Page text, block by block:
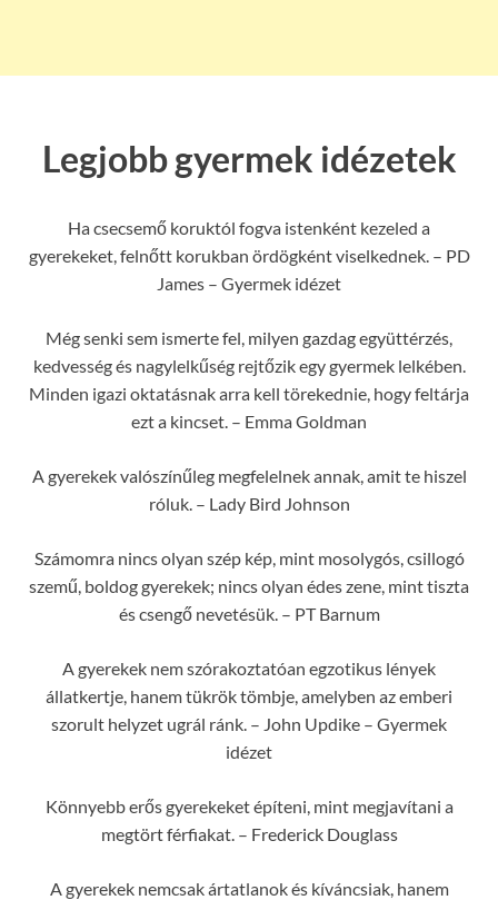
Legjobb gyermek idézetek
Ha csecsemő koruktól fogva istenként kezeled a
gyerekeket, felnőtt korukban ördögként viselkednek. – PD
James – Gyermek idézet
Még senki sem ismerte fel, milyen gazdag együttérzés,
kedvesség és nagylelkűség rejtőzik egy gyermek lelkében.
Minden igazi oktatásnak arra kell törekednie, hogy feltárja
ezt a kincset. – Emma Goldman
A gyerekek valószínűleg megfelelnek annak, amit te hiszel
róluk. – Lady Bird Johnson
Számomra nincs olyan szép kép, mint mosolygós, csillogó
szemű, boldog gyerekek; nincs olyan édes zene, mint tiszta
és csengő nevetésük. – PT Barnum
A gyerekek nem szórakoztatóan egzotikus lények
állatkertje, hanem tükrök tömbje, amelyben az emberi
szorult helyzet ugrál ránk. – John Updike – Gyermek
idézet
Könnyebb erős gyerekeket építeni, mint megjavítani a
megtört férfiakat. – Frederick Douglass
A gyerekek nemcsak ártatlanok és kíváncsiak, hanem